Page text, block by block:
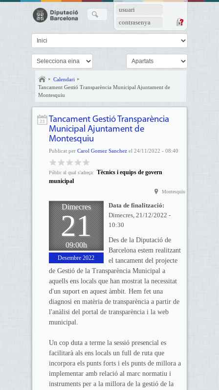
usuari
contrasenya
Calendari
Tancament Gestió Transparència Municipal Ajuntament de
Montesquiu
Tancament Gestió Transparència
Municipal Ajuntament de
Montesquiu
Publicat per Carol Gomez Sanchezel 24/11/2022 - 08:40
Públic al qual s'adreça:
Tècnics i equips de govern
municipal
Montesquiu
Dimecres
21
09:00h
Desembre 2022
Data de finalització:
Dimecres, 21/12/2022 -
10:30
Des de la Diputació de
Barcelona estem realitzant
el tancament del projecte
de Gestió de la Transparència Municipal a
aquells ens locals que han mostrat la necessitat
d'un suport en aquest àmbit. Hem fet una
diagnosi en matèria de transparència a partir de
l'anàlisi del portal de transparència i la web
municipal.
Un cop duta a terme la sessió presencial es
facilitarà als ens locals un full de ruta que
incorpora els punts forts i els punts de millora a
implementar amb relació al marc normatiu i
instruments per a la millora de la gestió de la